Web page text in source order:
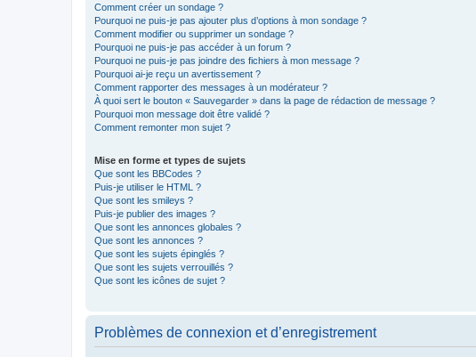
Comment créer un sondage ?
Pourquoi ne puis-je pas ajouter plus d’options à mon sondage ?
Comment modifier ou supprimer un sondage ?
Pourquoi ne puis-je pas accéder à un forum ?
Pourquoi ne puis-je pas joindre des fichiers à mon message ?
Pourquoi ai-je reçu un avertissement ?
Comment rapporter des messages à un modérateur ?
À quoi sert le bouton « Sauvegarder » dans la page de rédaction de message ?
Pourquoi mon message doit être validé ?
Comment remonter mon sujet ?
Mise en forme et types de sujets
Que sont les BBCodes ?
Puis-je utiliser le HTML ?
Que sont les smileys ?
Puis-je publier des images ?
Que sont les annonces globales ?
Que sont les annonces ?
Que sont les sujets épinglés ?
Que sont les sujets verrouillés ?
Que sont les icônes de sujet ?
Problèmes de connexion et d’enregistrement